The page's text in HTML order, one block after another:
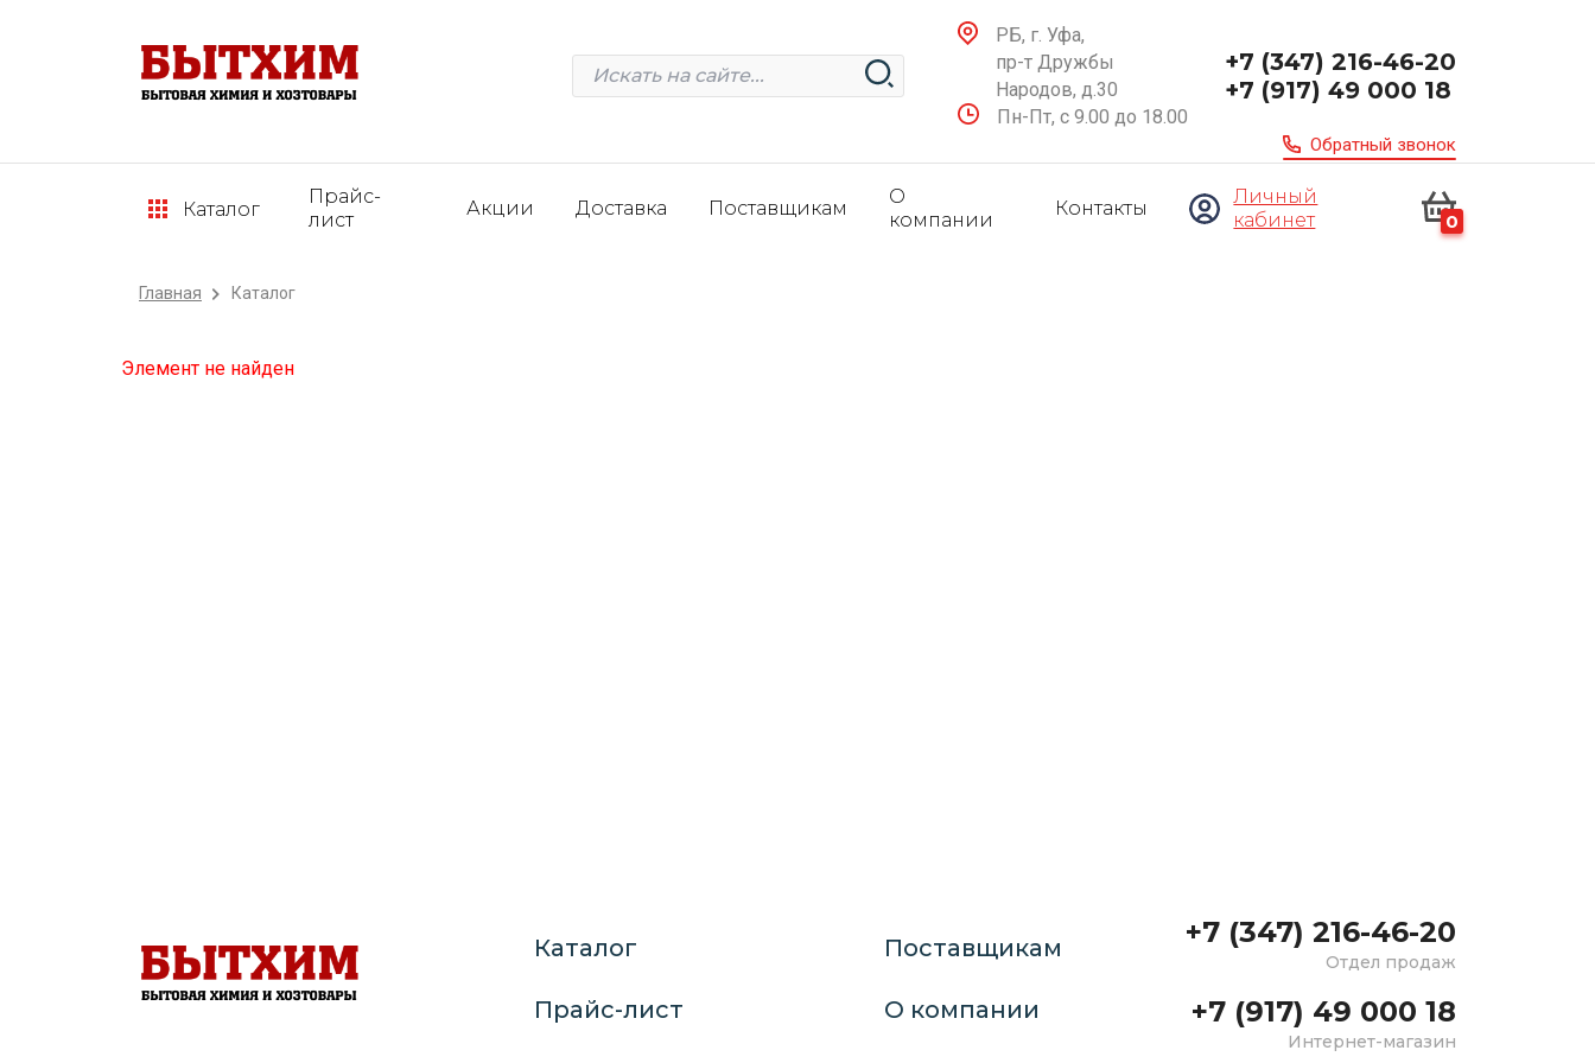
РБ, г. Уфа,
пр-т Дружбы
Народов, д.30
Пн-Пт, с 9.00 до 18.00
+7 (347) 216-46-20
+7 (917) 49 000 18
Обратный звонок
Каталог
Прайс-
лист
Акции Доставка Поставщикам
О
компании
Контакты
Личный
кабинет
0
Главная Каталог
Элемент не найден
Каталог
Прайс-лист
Поставщикам
О компании
+7 (347) 216-46-20
Отдел продаж
+7 (917) 49 000 18
Интернет-магазин